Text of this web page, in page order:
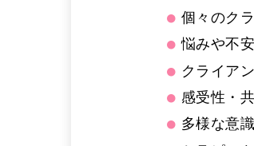
個々のク
悩みや不
クライア
感受性・
多様な意